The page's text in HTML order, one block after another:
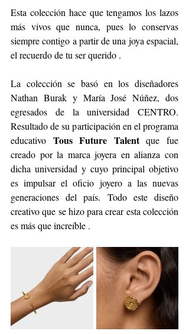
Esta colección hace que tengamos los lazos
más vivos que nunca, pues lo conservas
siempre contigo a partir de una joya espacial,
el recuerdo de tu ser querido .
La colección se basó en los diseñadores
Nathan Burak y María José Núñez, dos
egresados de la universidad CENTRO.
Resultado de su participación en el programa
educativo Tous Future Talent que fue
creado por la marca joyera en alianza con
dicha universidad y cuyo principal objetivo
es impulsar el oficio joyero a las nuevas
generaciones del país. Todo este diseño
creativo que se hizo para crear esta colección
es más que increíble .